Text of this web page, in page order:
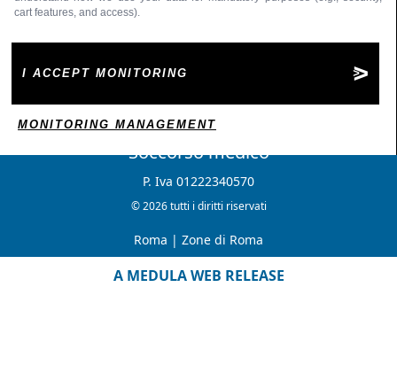
Soccorso medico
P. Iva 01222340570
© 2026 tutti i diritti riservati
Roma | Zone di Roma
A MEDULA WEB RELEASE
cart features, and access).
I ACCEPT MONITORING
MONITORING MANAGEMENT